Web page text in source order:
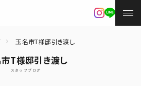
玉名市T様邸引き渡し
T様邸引き渡し
スタッフブログ